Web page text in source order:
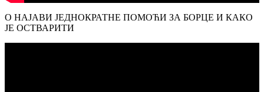
О НАЈАВИ ЈЕДНОКРАТНЕ ПОМОЋИ ЗА БОРЦЕ И КАКО
ЈЕ ОСТВАРИТИ